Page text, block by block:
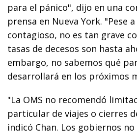
para el pánico", dijo en una
prensa en Nueva York. "Pese
contagioso, no es tan grave
tasas de decesos son hasta
embargo, no sabemos qué
desarrollará en los próximos
"La OMS no recomendó
particular de viajes o cierres
indicó Chan. Los gobiernos